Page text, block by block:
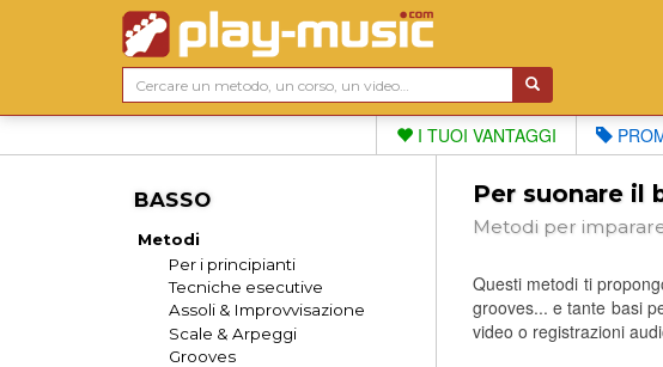
I TUOI VANTAGGI
BASSO
Metodi
Per i principianti
Tecniche esecutive
Assoli & Improvvisazione
Scale & Arpeggi
Grooves
Per suonare il
Metodi per
Questi metodi ti
grooves... e tante basi
video o registrazioni